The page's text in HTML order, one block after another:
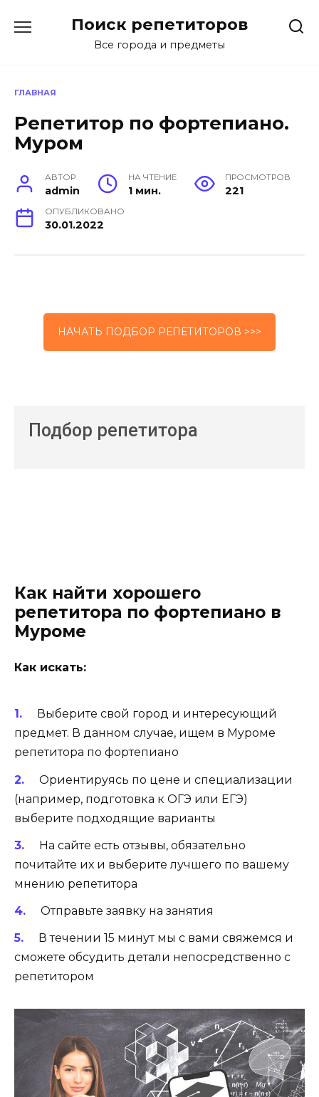
Поиск репетиторов
Все города и предметы
ГЛАВНАЯ
Репетитор по фортепиано.
Муром
АВТОР
admin
НА ЧТЕНИЕ
1 мин.
ПРОСМОТРОВ
221
ОПУБЛИКОВАНО
30.01.2022
НАЧАТЬ ПОДБОР РЕПЕТИТОРОВ >>>
Подбор репетитора
Как найти хорошего
репетитора по фортепиано в
Муроме
Как искать:
Выберите свой город и интересующий
предмет. В данном случае, ищем в Муроме
репетитора по фортепиано
Ориентируясь по цене и специализации
(например, подготовка к ОГЭ или ЕГЭ)
выберите подходящие варианты
На сайте есть отзывы, обязательно
почитайте их и выберите лучшего по вашему
мнению репетитора
Отправьте заявку на занятия
В течении 15 минут мы с вами свяжемся и
сможете обсудить детали непосредственно с
репетитором